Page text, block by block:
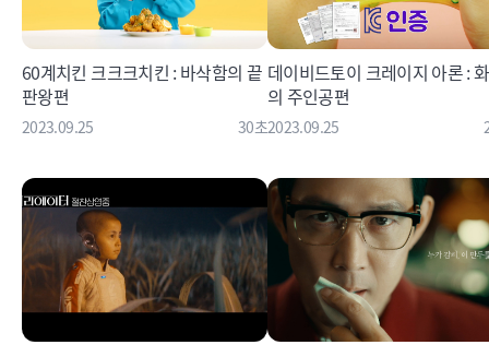
60계치킨 크크크치킨 : 바삭함의 끝
판왕편
2023.09.25 30초
데이비드토이 크레이지 아론 :
의 주인공편
2023.09.25